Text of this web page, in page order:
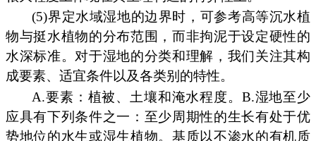
(5)界定水域湿地的边界时，可参考高等沉水植
物与挺水植物的分布范围，而非拘泥于设定硬性的
水深标准。对于湿地的分类和理解，我们关注其构
成要素、适宜条件以及各类别的特性。
A.要素：植被、土壤和淹水程度。B.湿地至少
应具有下列条件之一：至少周期性的生长有处于优
势地位的水生或湿生植物。基质以不渗水的有机质